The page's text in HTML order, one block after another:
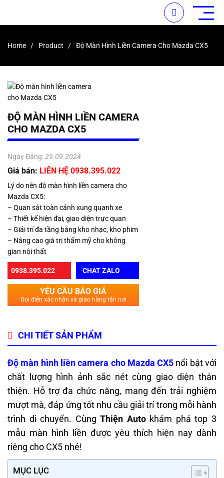
Home Product Độ Màn Hình Liền Camera Cho Mazda CX5
ĐỘ MÀN HÌNH LIỀN CAMERA
CHO MAZDA CX5
Ngày Đăng: 29.09.2024
Giá bán: LIÊN HỆ 0938.395.022
Lý do nên độ màn hình liền camera cho
Mazda CX5:
– Quan sát toàn cảnh xung quanh xe
– Thiết kế hiện đại, giao diện trực quan
– Giải trí đa tầng bằng kho nhạc, kho phim
– Nâng cao giá trị thẩm mỹ cho không
gian nội thất
0938.395.022 CHAT ZALO
YÊU CẦU BÁO GIÁ
Gọi điện xác nhận và giao hàng tận nơi
CHI TIẾT SẢN PHẨM
Độ màn hình liền camera cho Mazda CX5 nổi bật với
chất lượng hình ảnh sắc nét cùng giao diện thân
thiện. Hỗ trợ đa chức năng, mang đến trải nghiệm
mượt mà, đáp ứng tốt nhu cầu giải trí trong mỗi hành
trình di chuyển. CùngThiện Autokhám phá top 3
mẫu màn hình liền được yêu thích hiện nay dành
riêng cho CX5 nhé!
MỤC LỤC